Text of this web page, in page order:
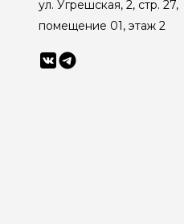
ул. Угрешская, 2, стр. 27,
помещение 01, этаж 2